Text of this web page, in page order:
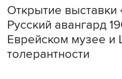
Открытие
Русский авангард
Еврейском музее и
толерантности